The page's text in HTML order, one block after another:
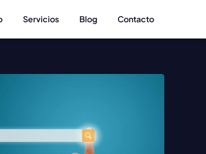
Servicios Blog Contacto